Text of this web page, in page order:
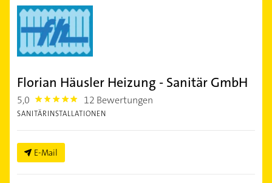
Florian Häusler Heizung - Sanitär GmbH
5,0 5.0 12 Bewertungen
SANITÄRINSTALLATIONEN
E-Mail